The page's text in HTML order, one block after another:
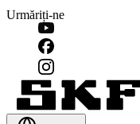
Urmăriți-ne